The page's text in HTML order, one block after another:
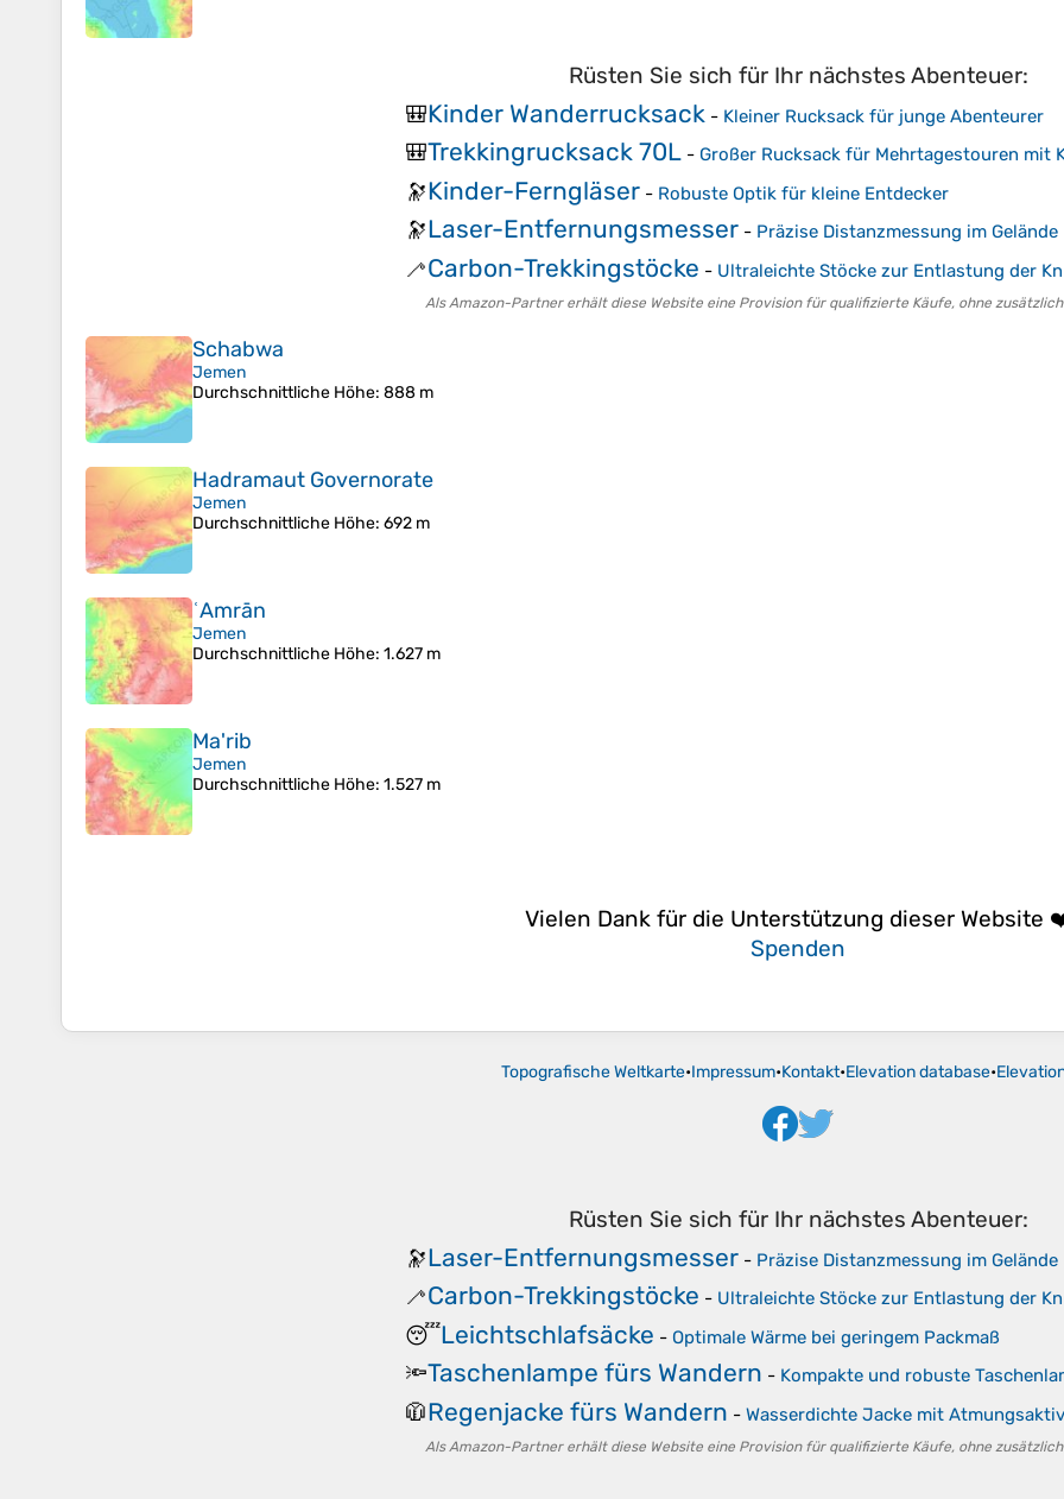
Rüsten Sie sich für Ihr nächstes Abenteuer:
🎒Kinder Wanderrucksack - Kleiner Rucksack für junge Abenteurer
🎒Trekkingrucksack 70L- Großer Rucksack für Mehrtagestouren mit
🔭Kinder-Ferngläser- Robuste Optik für kleine Entdecker
🔭Laser-Entfernungsmesser- Präzise Distanzmessung im
🦯Carbon-Trekkingstöcke - Ultraleichte Stöcke zur Entlastung der
Als Amazon-Partner erhält diese Website eine Provision für qualifizierte Käufe, ohne
Schabwa
Jemen
Durchschnittliche Höhe: 888 m
Hadramaut Governorate
Jemen
Durchschnittliche Höhe: 692 m
ʿAmrān
Jemen
Durchschnittliche Höhe: 1.627 m
Ma'rib
Jemen
Durchschnittliche Höhe: 1.527 m
Vielen Dank für die Unterstützung dieser Website
Spenden
Topografische Weltkarte•Impressum•Kontakt•Elevation database•
Rüsten Sie sich für Ihr nächstes Abenteuer:
🔭Laser-Entfernungsmesser- Präzise Distanzmessung im
🦯Carbon-Trekkingstöcke - Ultraleichte Stöcke zur Entlastung der
😴Leichtschlafsäcke - Optimale Wärme bei geringem Packmaß
🔦Taschenlampe fürs Wandern - Kompakte und robuste
🧥Regenjacke fürs Wandern - Wasserdichte Jacke mit
Als Amazon-Partner erhält diese Website eine Provision für qualifizierte Käufe, ohne